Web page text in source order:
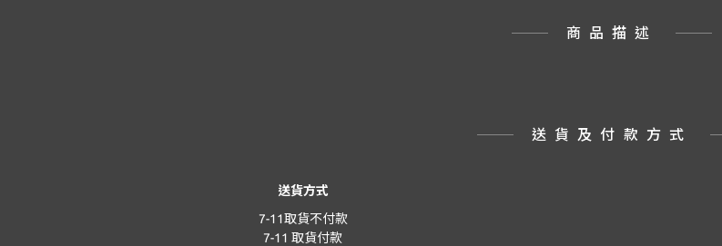
商品描述
送貨及付款方式
送貨方式
7-11取貨不付款
7-11 取貨付款